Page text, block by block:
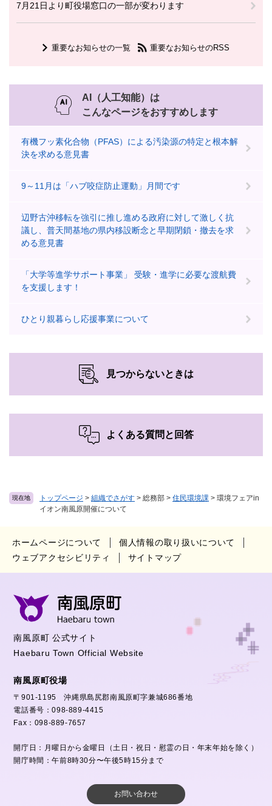
現在地 トップページ > 組織でさがす > 総務部 > 住民環境課 > 環境フェアin
イオン南風原開催について
7月21日より町役場窓口の一部が変わります
重要なお知らせの一覧 重要なお知らせのRSS
AI（人工知能）は
こんなページをおすすめします
有機フッ素化合物（PFAS）による汚染源の特定と根本解
決を求める意見書
9～11月は「ハブ咬症防止運動」月間です
辺野古沖移転を強引に推し進める政府に対して激しく抗
議し、普天間基地の県内移設断念と早期閉鎖・撤去を求
める意見書
「大学等進学サポート事業」 受験・進学に必要な渡航費
を支援します！
ひとり親暮らし応援事業について
見つからないときは
よくある質問と回答
ホームページについて
個人情報の取り扱いについて
ウェブアクセシビリティ
サイトマップ
南風原町 公式サイト
Haebaru Town Official Website
南風原町役場
〒901-1195 沖縄県島尻郡南風原町字兼城686番地
電話番号：098-889-4415
Fax：098-889-7657
開庁日：月曜日から金曜日（土日・祝日・慰霊の日・年末年始を除く）
開庁時間：午前8時30分〜午後5時15分まで
お問い合わせ